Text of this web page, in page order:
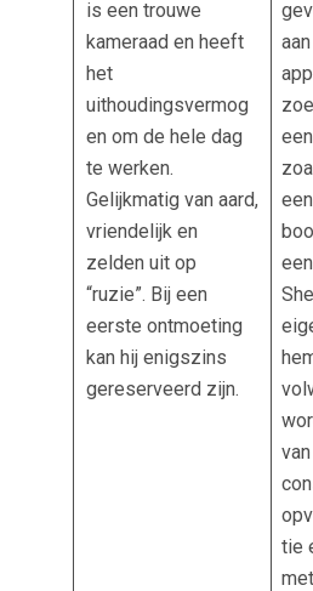
is een trouwe
kameraad en heeft
het
uithoudingsvermog
en om de hele dag
te werken.
Gelijkmatig van aard,
vriendelijk en
zelden uit op
“ruzie”. Bij een
eerste ontmoeting
kan hij enigszins
gereserveerd zijn.
aan
tie